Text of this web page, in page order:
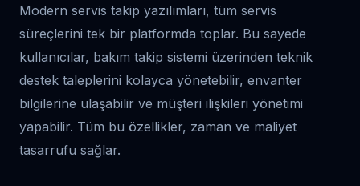
Modern servis takip yazılımları, tüm servis
süreçlerini tek bir platformda toplar. Bu sayede
kullanıcılar, bakım takip sistemi üzerinden teknik
destek taleplerini kolayca yönetebilir, envanter
bilgilerine ulaşabilir ve müşteri ilişkileri yönetimi
yapabilir. Tüm bu özellikler, zaman ve maliyet
tasarrufu sağlar.